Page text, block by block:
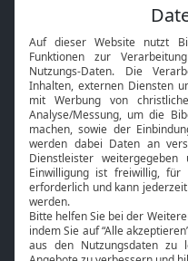
Neuigkeiten
Bibel TV
Über uns
Jobs